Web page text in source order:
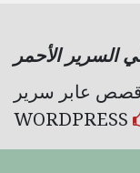
السرير الأحمر
WORDPRESS